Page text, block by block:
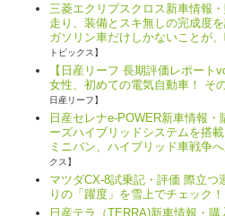
三菱エクリプスクロス新車情報
走り、装備とスキ無しの完成度
ガソリン車だけしかないことが
トピックス】
【日産リーフ 長期評価レポート
女性、初めての電気自動車！ そ
日産リーフ】
日産セレナe-POWER新車情報・
ーズハイブリッドシステムを搭
ミニバン、ハイブリッド車戦争へ
クス】
マツダCX-8試乗記・評価 際立つ
りの「躍度」を雪上でチェック！
日産テラ（TERRA)新車情報・